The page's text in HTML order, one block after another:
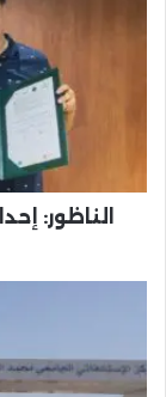
الناظور:
منظومتها
الصحية